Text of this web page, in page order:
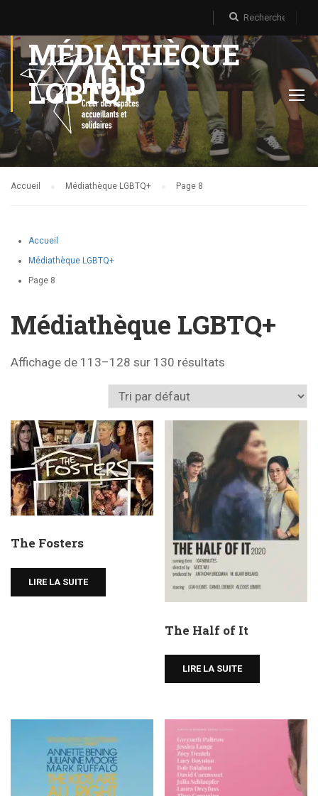
MÉDIATHÈQUE
LGBTQ+
Accueil Médiathèque LGBTQ+ Page 8
Accueil
Médiathèque LGBTQ+
Page 8
Médiathèque LGBTQ+
Affichage de 113–128 sur 130 résultats
The Fosters
LIRE LA SUITE
The Half of It
LIRE LA SUITE